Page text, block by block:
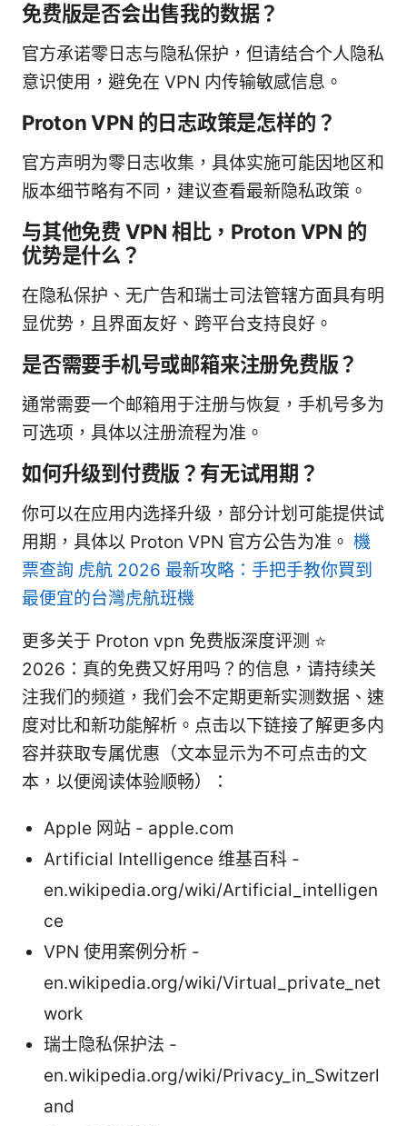
免费版是否会出售我的数据？
官方承诺零日志与隐私保护，但请结合个人隐私
意识使用，避免在 VPN 内传输敏感信息。
Proton VPN 的日志政策是怎样的？
官方声明为零日志收集，具体实施可能因地区和
版本细节略有不同，建议查看最新隐私政策。
与其他免费 VPN 相比，Proton VPN 的
优势是什么？
在隐私保护、无广告和瑞士司法管辖方面具有明
显优势，且界面友好、跨平台支持良好。
是否需要手机号或邮箱来注册免费版？
通常需要一个邮箱用于注册与恢复，手机号多为
可选项，具体以注册流程为准。
如何升级到付费版？有无试用期？
你可以在应用内选择升级，部分计划可能提供试
用期，具体以 Proton VPN 官方公告为准。 機
票查詢 虎航 2026 最新攻略：手把手教你買到
最便宜的台灣虎航班機
更多关于 Proton vpn 免费版深度评测 ⭐
2026：真的免费又好用吗？的信息，请持续关
注我们的频道，我们会不定期更新实测数据、速
度对比和新功能解析。点击以下链接了解更多内
容并获取专属优惠（文本显示为不可点击的文
本，以便阅读体验顺畅）：
Apple 网站 - apple.com
Artificial Intelligence 维基百科 -
en.wikipedia.org/wiki/Artificial_intelligen
ce
VPN 使用案例分析 -
en.wikipedia.org/wiki/Virtual_private_net
work
瑞士隐私保护法 -
en.wikipedia.org/wiki/Privacy_in_Switzerl
and